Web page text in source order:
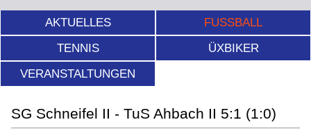
AKTUELLES
FUSSBALL
TENNIS
ÜXBIKER
VERANSTALTUNGEN
SG Schneifel II - TuS Ahbach II 5:1 (1:0)